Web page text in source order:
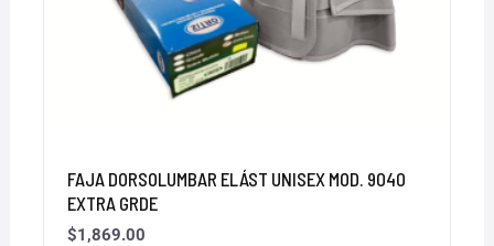
FAJA DORSOLUMBAR ELÁST UNISEX MOD. 9040
EXTRA GRDE
$1,869.00